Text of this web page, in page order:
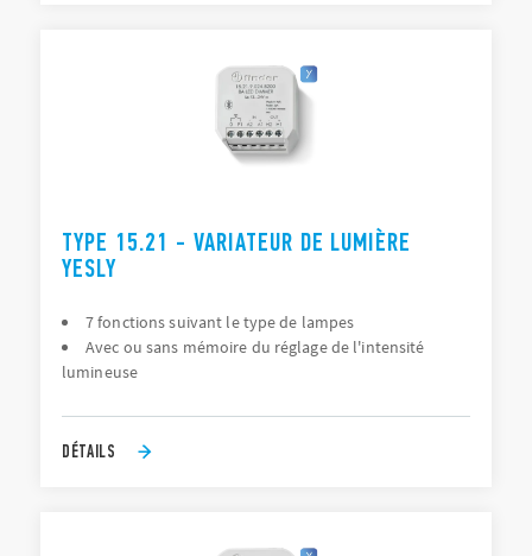
TYPE 15.21 - VARIATEUR DE LUMIÈRE
YESLY
7 fonctions suivant le type de lampes
Avec ou sans mémoire du réglage de l'intensité
lumineuse
DÉTAILS